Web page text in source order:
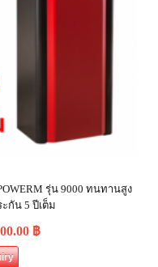
รุ่น 9000 ทนทานสูง
กัน 5 ปีเต็ม
฿